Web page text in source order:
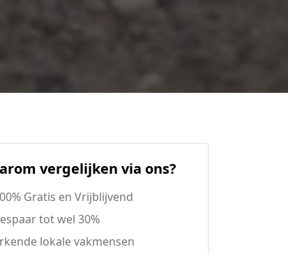
vergelijken via ons?
Gratis en Vrijblijvend
tot wel 30%
lokale vakmensen